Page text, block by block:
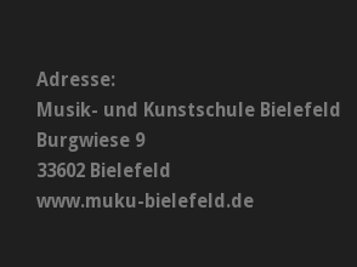
Adresse:
Musik- und Kunstschule Bielefeld
Burgwiese 9
33602 Bielefeld
www.muku-bielefeld.de